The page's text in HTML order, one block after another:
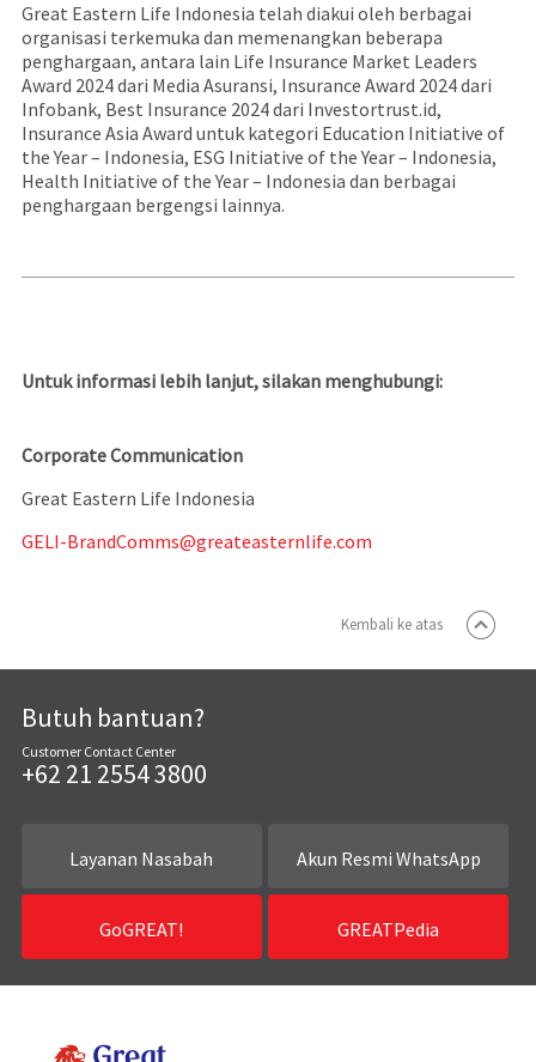
Great Eastern Life Indonesia telah diakui oleh berbagai
organisasi terkemuka dan memenangkan beberapa
penghargaan, antara lain Life Insurance Market Leaders
Award 2024 dari Media Asuransi, Insurance Award 2024 dari
Infobank, Best Insurance 2024 dari Investortrust.id,
Insurance Asia Award untuk kategori Education Initiative of
the Year – Indonesia, ESG Initiative of the Year – Indonesia,
Health Initiative of the Year – Indonesia dan berbagai
penghargaan bergengsi lainnya.
Untuk informasi lebih lanjut, silakan menghubungi:
Corporate Communication
Great Eastern Life Indonesia
GELI-BrandComms@greateasternlife.com
Kembali ke atas
Butuh bantuan?
Customer Contact Center
+62 21 2554 3800
Layanan Nasabah Akun Resmi WhatsApp
GoGREAT! GREATPedia